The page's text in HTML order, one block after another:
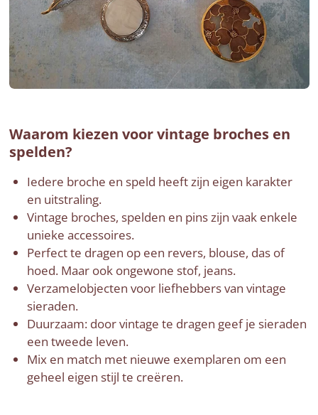
Waarom kiezen voor vintage broches en
spelden?
Iedere broche en speld heeft zijn eigen karakter
en uitstraling.
Vintage broches, spelden en pins zijn vaak enkele
unieke accessoires.
Perfect te dragen op een revers, blouse, das of
hoed. Maar ook ongewone stof, jeans.
Verzamelobjecten voor liefhebbers van vintage
sieraden.
Duurzaam: door vintage te dragen geef je sieraden
een tweede leven.
Mix en match met nieuwe exemplaren om een
geheel eigen stijl te creëren.